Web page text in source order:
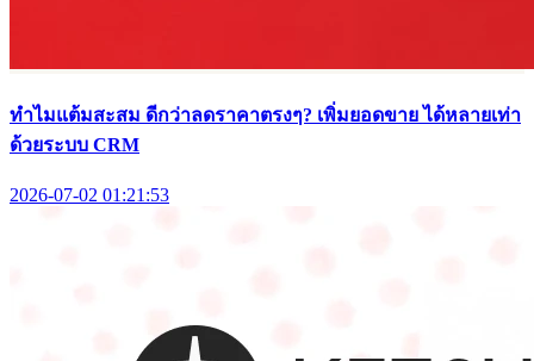
ทำไมแต้มสะสม ดีกว่าลดราคาตรงๆ? เพิ่มยอดขาย ได้หลายเท่า
ด้วยระบบ CRM
2026-07-02 01:21:53